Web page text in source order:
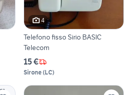
4
Telefono fisso Sirio BASIC
Telecom
15 €
Sirone(LC)